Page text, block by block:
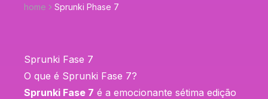
home Sprunki Phase 7
Sprunki Fase 7
O que é Sprunki Fase 7?
Sprunki Fase 7 é a emocionante sétima edição